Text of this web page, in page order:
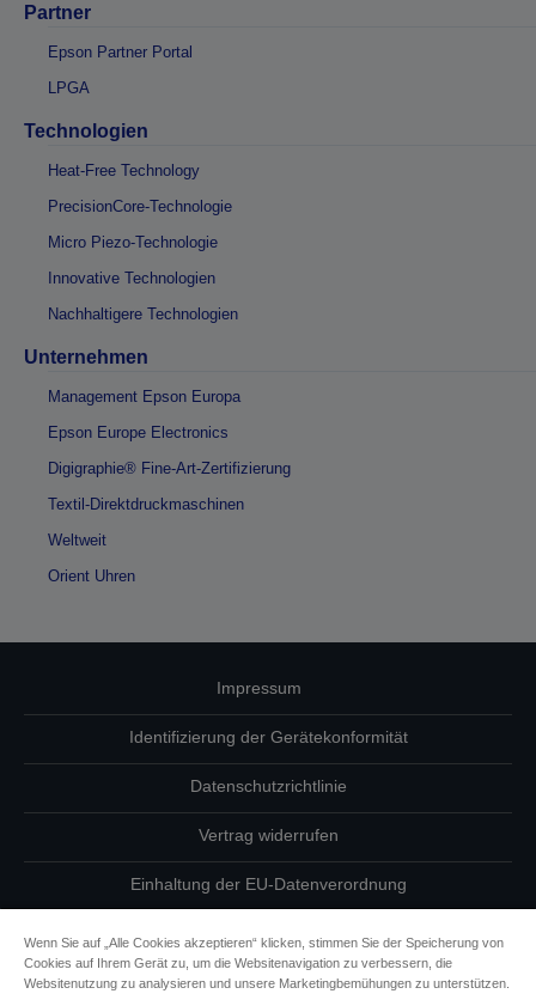
Partner
Epson Partner Portal
LPGA
Technologien
Heat-Free Technology
PrecisionCore-Technologie
Micro Piezo-Technologie
Innovative Technologien
Nachhaltigere Technologien
Unternehmen
Management Epson Europa
Epson Europe Electronics
Digigraphie® Fine-Art-Zertifizierung
Textil-Direktdruckmaschinen
Weltweit
Orient Uhren
Impressum
Identifizierung der Gerätekonformität
Datenschutzrichtlinie
Vertrag widerrufen
Einhaltung der EU-Datenverordnung
Informationen zu Cookies
Wenn Sie auf „Alle Cookies akzeptieren“ klicken, stimmen Sie der Speicherung von
Cookies auf Ihrem Gerät zu, um die Websitenavigation zu verbessern, die
Websitenutzung zu analysieren und unsere Marketingbemühungen zu unterstützen.